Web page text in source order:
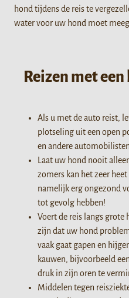
hond tijdens de reis te
water voor uw hond moet
Reizen met
Als u met de auto reist,
plotseling uit een open
en andere
Laat uw hond nooit
zomers kan het zeer
namelijk erg ongezond
tot gevolg hebben!
Voert de reis langs grote
zijn dat uw hond
vaak gaat gapen en
kauwen, bijvoorbeeld
druk in zijn oren te
Middelen tegen